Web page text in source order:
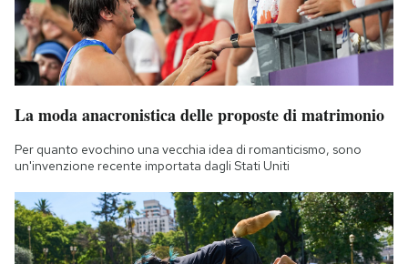
La moda anacronistica delle proposte di matrimonio
Per quanto evochino una vecchia idea di romanticismo, sono
un'invenzione recente importata dagli Stati Uniti